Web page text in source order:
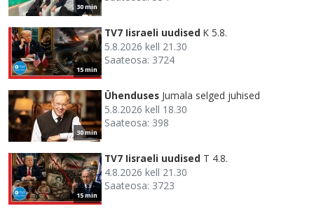
30 min
15 min
TV7 Iisraeli uudised K 5.8.
5.8.2026 kell 21.30
Saateosa: 3724
30 min
Ühenduses Jumala selged juhised
5.8.2026 kell 18.30
Saateosa: 398
15 min
TV7 Iisraeli uudised T 4.8.
4.8.2026 kell 21.30
Saateosa: 3723